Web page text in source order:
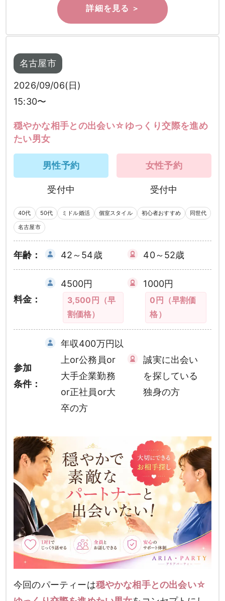
名古屋市
2026/09/06(日)
15:30〜
穏やかな相手との出会い☆ゆっくり交際を進め
たい男女
男性予約
受付中
女性予約
受付中
40代 50代 ミドル婚活 個室スタイル 初心者おすすめ 同世代
名古屋市
年齢： 42～54歳 40～52歳
料金：
4500円
3,500円（早
割価格）
1000円
0円（早割価
格）
参加
条件：
年収400万円以
上or公務員or
大手企業勤務
or正社員or大
卒の方
誠実に出会い
を探している
独身の方
今回のパーティーは穏やかな相手との出会い☆